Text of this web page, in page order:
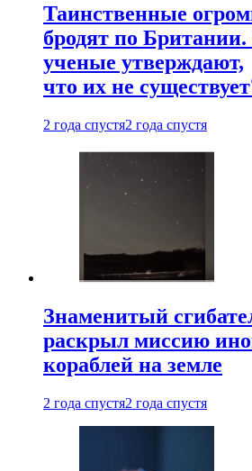
Таинственные
бродят по
ученые утверждают,
что их не
2 года спустя2 года спустя
Знаменитый
раскрыл миссию
кораблей на земле
2 года спустя2 года спустя